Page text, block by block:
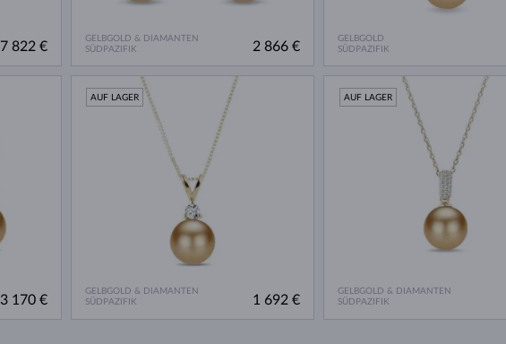
7 822 €
GELBGOLD & DIAMANTEN
SÜDPAZIFIK
2 866 €
GELBGOLD
SÜDPAZIFIK
3 170 €
GELBGOLD & DIAMANTEN
SÜDPAZIFIK
AUF LAGER
1 692 €
GELBGOLD & DIAMANTEN
SÜDPAZIFIK
AUF LAGER